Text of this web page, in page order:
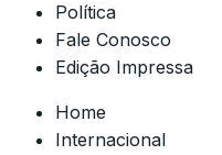
Política
Fale Conosco
Edição Impressa
Home
Internacional